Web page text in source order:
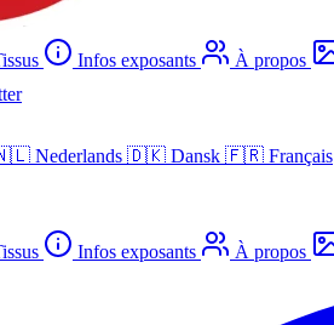
Infos exposants À propos
Nederlands 🇩🇰 Dansk 🇫🇷 Français
Infos exposants À propos